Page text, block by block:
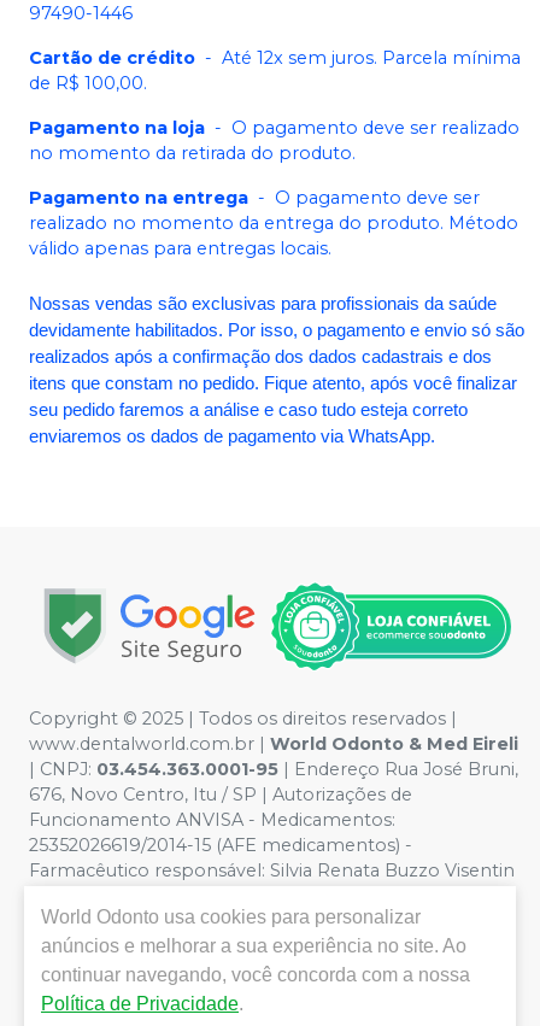
97490-1446
Cartão de crédito - Até 12x sem juros. Parcela mínima
de R$ 100,00.
Pagamento na loja - O pagamento deve ser realizado
no momento da retirada do produto.
Pagamento na entrega - O pagamento deve ser
realizado no momento da entrega do produto. Método
válido apenas para entregas locais.
Nossas vendas são exclusivas para profissionais da saúde
devidamente habilitados. Por isso, o pagamento e envio só são
realizados após a confirmação dos dados cadastrais e dos
itens que constam no pedido. Fique atento, após você finalizar
seu pedido faremos a análise e caso tudo esteja correto
enviaremos os dados de pagamento via WhatsApp.
Copyright © 2025 | Todos os direitos reservados |
www.dentalworld.com.br | World Odonto & Med Eireli
| CNPJ: 03.454.363.0001-95 | Endereço Rua José Bruni,
676, Novo Centro, Itu / SP | Autorizações de
Funcionamento ANVISA - Medicamentos:
25352026619/2014-15 (AFE medicamentos) -
Farmacêutico responsável: Silvia Renata Buzzo Visentin
Segurança - Fotos meramente ilustrativas - Os preços e
condições da loja virtual estão sujeitos a alterações. Em
caso de divergência de preços no site, o valor válido é o
do Carrinho de Compra. Não vendemos por atacado,
World Odonto usa cookies para personalizar
anúncios e melhorar a sua experiência no site. Ao
continuar navegando, você concorda com a nossa
Política de Privacidade.